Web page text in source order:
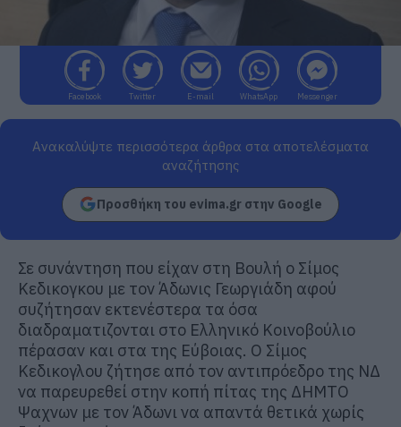
Facebook Twitter E-mail WhatsApp Messenger
Ανακαλύψτε περισσότερα άρθρα στα αποτελέσματα
αναζήτησης
Προσθήκη του evima.gr στην Google
Σε συνάντηση που είχαν στη Βουλή ο Σίμος
Κεδικογκου με τον Άδωνις Γεωργιάδη αφού
συζήτησαν εκτενέστερα τα όσα
διαδραματιζονται στο Ελληνικό Κοινοβούλιο
πέρασαν και στα της Εύβοιας. Ο Σίμος
Κεδικογλου ζήτησε από τον αντιπρόεδρο της ΝΔ
να παρευρεθεί στην κοπή πίτας της ΔΗΜΤΟ
Ψαχνων με τον Άδωνι να απαντά θετικά χωρίς